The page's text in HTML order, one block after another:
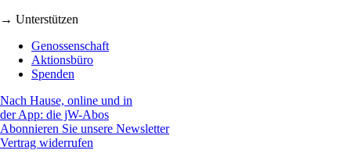
→ Unterstützen
Genossenschaft
Aktionsbüro
Spenden
Nach Hause, online und in
der App: die jW-Abos
Abonnieren Sie unsere Newsletter
Vertrag widerrufen